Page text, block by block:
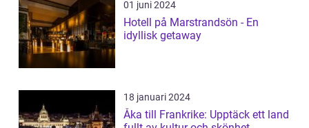
01 juni 2024
Hotell på Marstrandsön - En
idyllisk getaway
18 januari 2024
Åka till Frankrike: Upptäck ett land